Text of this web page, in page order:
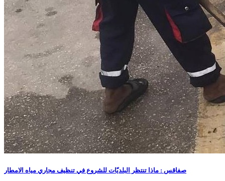
صفاقس : ماذا تنتظر البلديّات للشروع في تنظيف مجاري مياه الامطار